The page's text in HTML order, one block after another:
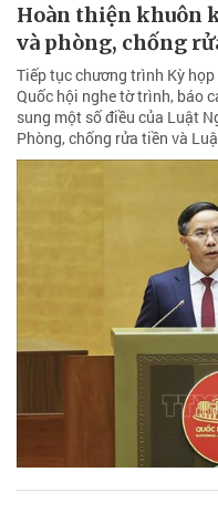
Hoàn thiện khuôn
và phòng, chống
Tiếp tục chương trình Kỳ
Quốc hội nghe tờ trình, báo
sung một số điều của Luật
Phòng, chống rửa tiền và